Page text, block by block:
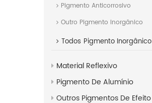
Pigmento Anticorrosivo
Outro Pigmento Inorgânico
Todos Pigmento Inorgânico
Material Reflexivo
Pigmento De Alumínio
Outros Pigmentos De Efeito